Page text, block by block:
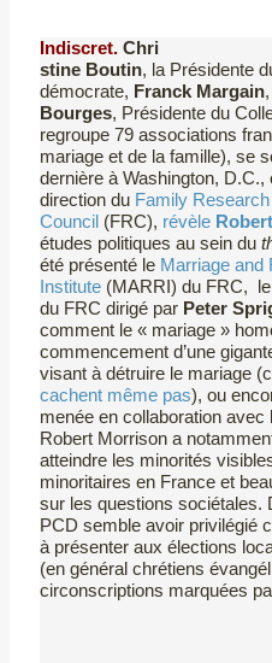
Indiscret. Chri
stine Boutin, la Présidente
démocrate, Franck Margain
Bourges, Présidente du
regroupe 79 associations
mariage et de la famille), se
dernière à Washington, D.C.,
direction du Family Research
Council(FRC), révèle
études politiques au sein du
été présenté le Marriage and
Institute(MARRI) du FRC, le
du FRC dirigé par Peter
comment le « mariage »
commencement d’une
visant à détruire le mariage
cachent même pas), ou
menée en collaboration avec
Robert Morrison a
atteindre les minorités
minoritaires en France et
sur les questions sociétales.
PCD semble avoir privilégié
à présenter aux élections
(en général chrétiens
circonscriptions marquées